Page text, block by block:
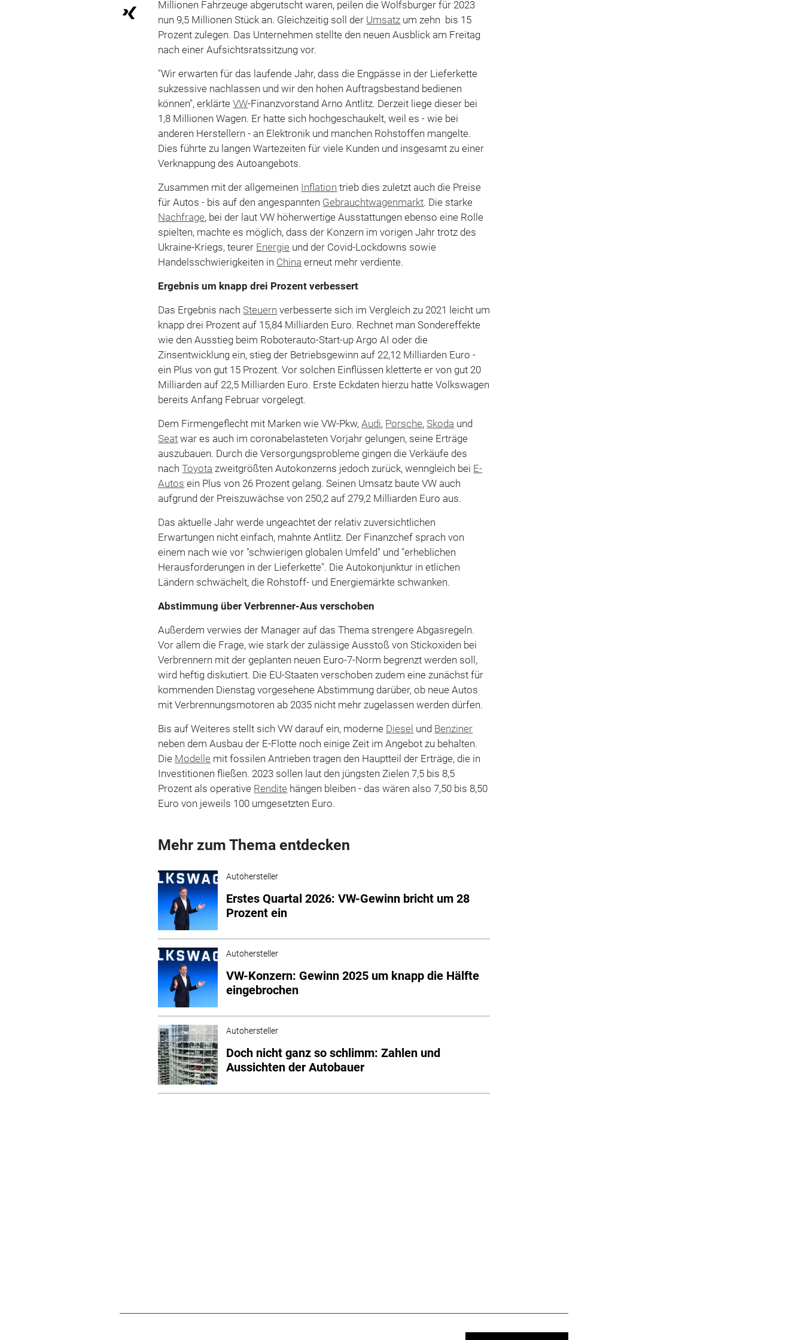
Millionen Fahrzeuge abgerutscht waren, peilen die Wolfsburger für 2023
nun 9,5 Millionen Stück an. Gleichzeitig soll der Umsatz um zehn bis 15
Prozent zulegen. Das Unternehmen stellte den neuen Ausblick am Freitag
nach einer Aufsichtsratssitzung vor.
"Wir erwarten für das laufende Jahr, dass die Engpässe in der Lieferkette
sukzessive nachlassen und wir den hohen Auftragsbestand bedienen
können", erklärteVW-Finanzvorstand Arno Antlitz. Derzeit liege dieser bei
1,8 Millionen Wagen. Er hatte sich hochgeschaukelt, weil es - wie bei
anderen Herstellern - an Elektronik und manchen Rohstoffen mangelte.
Dies führte zu langen Wartezeiten für viele Kunden und insgesamt zu einer
Verknappung des Autoangebots.
Zusammen mit der allgemeinen Inflation trieb dies zuletzt auch die Preise
für Autos - bis auf den angespannten Gebrauchtwagenmarkt. Die starke
Nachfrage, bei der laut VW höherwertige Ausstattungen ebenso eine Rolle
spielten, machte es möglich, dass der Konzern im vorigen Jahr trotz des
Ukraine-Kriegs, teurer Energie und der Covid-Lockdowns sowie
Handelsschwierigkeiten in China erneut mehr verdiente.
Ergebnis um knapp drei Prozent verbessert
Das Ergebnis nach Steuern verbesserte sich im Vergleich zu 2021 leicht um
knapp drei Prozent auf 15,84 Milliarden Euro. Rechnet man Sondereffekte
wie den Ausstieg beim Roboterauto-Start-up Argo AI oder die
Zinsentwicklung ein, stieg der Betriebsgewinn auf 22,12 Milliarden Euro -
ein Plus von gut 15 Prozent. Vor solchen Einflüssen kletterte er von gut 20
Milliarden auf 22,5 Milliarden Euro. Erste Eckdaten hierzu hatte Volkswagen
bereits Anfang Februar vorgelegt.
Dem Firmengeflecht mit Marken wie VW-Pkw,Audi, Porsche, Skoda und
Seat war es auch im coronabelasteten Vorjahr gelungen, seine Erträge
auszubauen. Durch die Versorgungsprobleme gingen die Verkäufe des
nachToyota zweitgrößten Autokonzerns jedoch zurück, wenngleich bei E-
Autos ein Plus von 26 Prozent gelang. Seinen Umsatz baute VW auch
aufgrund der Preiszuwächse von 250,2 auf 279,2 Milliarden Euro aus.
Das aktuelle Jahr werde ungeachtet der relativ zuversichtlichen
Erwartungen nicht einfach, mahnte Antlitz. Der Finanzchef sprach von
einem nach wie vor "schwierigen globalen Umfeld" und "erheblichen
Herausforderungen in der Lieferkette". Die Autokonjunktur in etlichen
Ländern schwächelt, die Rohstoff- und Energiemärkte schwanken.
Abstimmung über Verbrenner-Aus verschoben
Außerdem verwies der Manager auf das Thema strengere Abgasregeln.
Vor allem die Frage, wie stark der zulässige Ausstoß von Stickoxiden bei
Verbrennern mit der geplanten neuen Euro-7-Norm begrenzt werden soll,
wird heftig diskutiert. Die EU-Staaten verschoben zudem eine zunächst für
kommenden Dienstag vorgesehene Abstimmung darüber, ob neue Autos
mit Verbrennungsmotoren ab 2035 nicht mehr zugelassen werden dürfen.
Bis auf Weiteres stellt sich VW darauf ein, moderne Diesel und Benziner
neben dem Ausbau der E-Flotte noch einige Zeit im Angebot zu behalten.
Die Modelle mit fossilen Antrieben tragen den Hauptteil der Erträge, die in
Investitionen fließen. 2023 sollen laut den jüngsten Zielen 7,5 bis 8,5
Prozent als operative Rendite hängen bleiben - das wären also 7,50 bis 8,50
Euro von jeweils 100 umgesetzten Euro.
Mehr zum Thema entdecken
Autohersteller
Erstes Quartal 2026: VW-Gewinn bricht um 28
Prozent ein
Autohersteller
VW-Konzern: Gewinn 2025 um knapp die Hälfte
eingebrochen
Autohersteller
Doch nicht ganz so schlimm: Zahlen und
Aussichten der Autobauer